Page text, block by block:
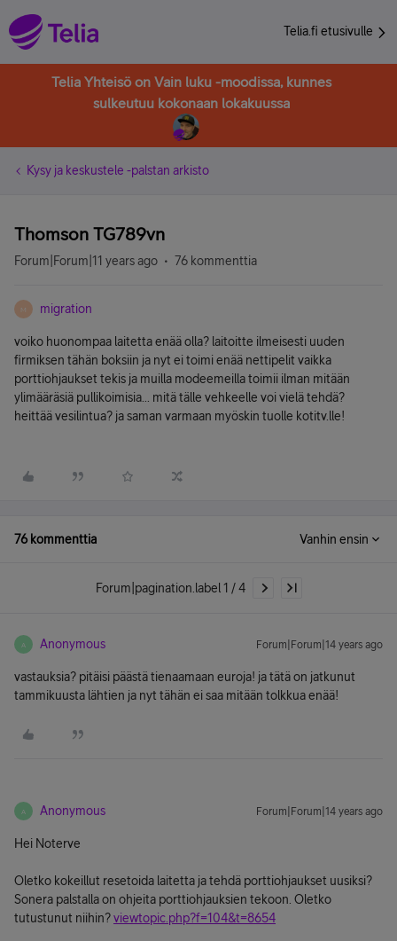
Telia.fi etusivulle
Telia Yhteisö on Vain luku -moodissa, kunnes
sulkeutuu kokonaan lokakuussa
Kysy ja keskustele -palstan arkisto
Thomson TG789vn
Forum|Forum|11 years ago 76 kommenttia
M migration
voiko huonompaa laitetta enää olla? laitoitte ilmeisesti uuden
firmiksen tähän boksiin ja nyt ei toimi enää nettipelit vaikka
porttiohjaukset tekis ja muilla modeemeilla toimii ilman mitään
ylimääräsiä pullikoimisia... mitä tälle vehkeelle voi vielä tehdä?
heittää vesilintua? ja saman varmaan myöskin tuolle kotitv.lle!
76 kommenttia Vanhin ensin
Forum|pagination.label 1 / 4
A Anonymous Forum|Forum|14 years ago
vastauksia? pitäisi päästä tienaamaan euroja! ja tätä on jatkunut
tammikuusta lähtien ja nyt tähän ei saa mitään tolkkua enää!
A Anonymous Forum|Forum|14 years ago
Hei Noterve
Oletko kokeillut resetoida laitetta ja tehdä porttiohjaukset uusiksi?
Sonera palstalla on ohjeita porttiohjauksien tekoon. Oletko
tutustunut niihin?viewtopic.php?f=104&t=8654